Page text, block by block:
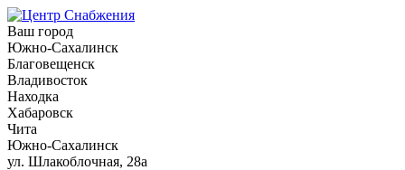
Ваш город
Южно-Сахалинск
Благовещенск
Владивосток
Находка
Хабаровск
Чита
Южно-Сахалинск
ул. Шлакоблочная, 28а